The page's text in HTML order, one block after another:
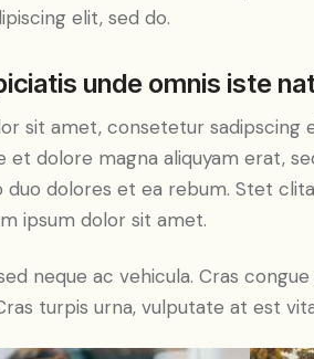
elit, sed do.
unde omnis iste
sit amet, consetetur sadipscing
et dolore magna aliquyam erat,
duo dolores et ea rebum. Stet
ipsum dolor sit amet.
neque ac vehicula. Cras
turpis urna, vulputate at est